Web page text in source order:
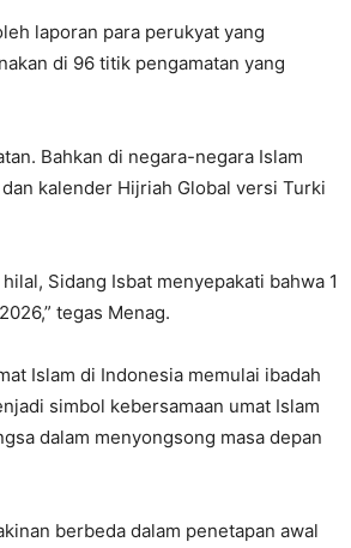
laporan para perukyat yang
di 96 titik pengamatan yang
Bahkan di negara-negara Islam
kalender Hijriah Global versi Turki
Sidang Isbat menyepakati bahwa 1
tegas Menag.
Islam di Indonesia memulai ibadah
simbol kebersamaan umat Islam
dalam menyongsong masa depan
berbeda dalam penetapan awal